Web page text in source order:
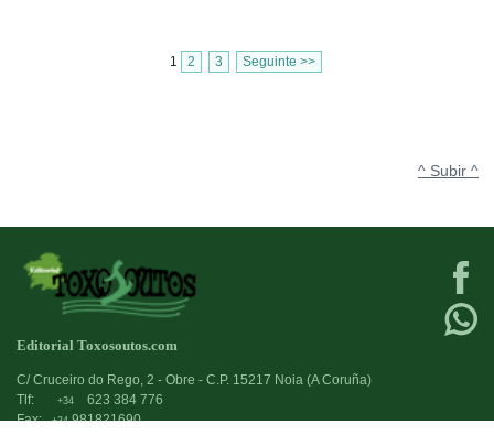
1 2 3 Seguinte >>
^ Subir ^
Editorial Toxosoutos.com
C/ Cruceiro do Rego, 2 - Obre - C.P. 15217 Noia (A Coruña)
Tlf:
+34
623 384 776
Fax:+34981821690